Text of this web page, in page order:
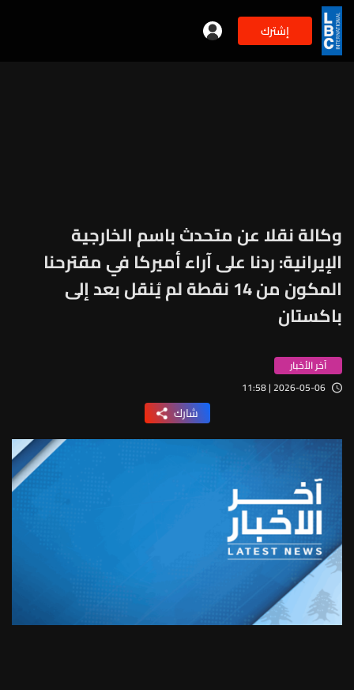
إشترك
وكالة نقلا عن متحدث باسم الخارجية
الإيرانية: ردنا على آراء أميركا في مقترحنا
المكون من 14 نقطة لم يُنقل بعد إلى
باكستان
آخر الأخبار
2026-05-06 | 11:58
شارك